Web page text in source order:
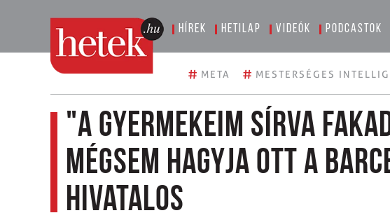
Hírek Hetilap Videók Podcastok
# META # MESTERSÉGES
"A gyermekeim sírva
mégsem hagyja ott a
hivatalos